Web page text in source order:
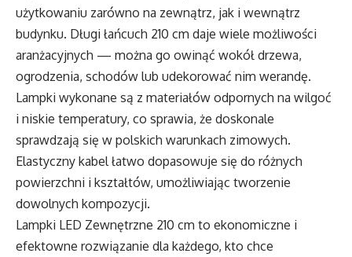
użytkowaniu zarówno na zewnątrz, jak i wewnątrz
budynku. Długi łańcuch 210 cm daje wiele możliwości
aranżacyjnych — można go owinąć wokół drzewa,
ogrodzenia, schodów lub udekorować nim werandę.
Lampki wykonane są z materiałów odpornych na wilgoć
i niskie temperatury, co sprawia, że doskonale
sprawdzają się w polskich warunkach zimowych.
Elastyczny kabel łatwo dopasowuje się do różnych
powierzchni i kształtów, umożliwiając tworzenie
dowolnych kompozycji.
Lampki LED Zewnętrzne 210 cm to ekonomiczne i
efektowne rozwiązanie dla każdego, kto chce